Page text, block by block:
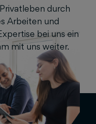
durch
Arbeiten und
bei uns ein
mit uns weiter.